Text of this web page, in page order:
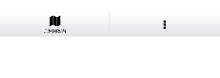
ご利用案内